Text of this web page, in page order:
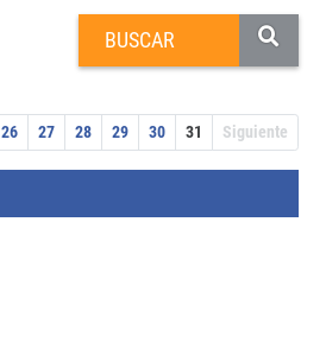
26 27 28 29 30 31 Siguiente